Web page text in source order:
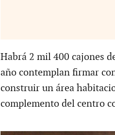
Habrá 2 mil 400 cajones
año contemplan firmar
construir un área
complemento del centro